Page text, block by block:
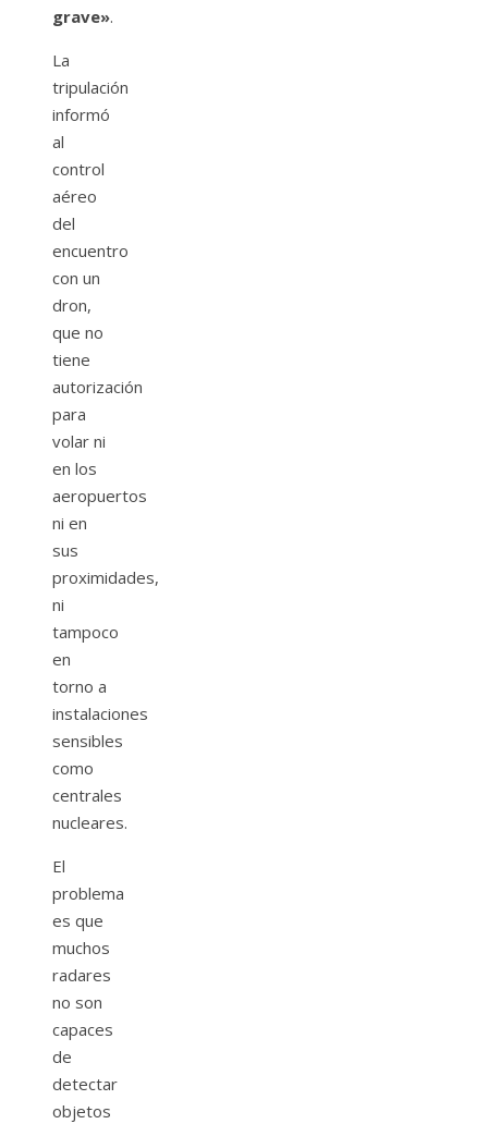
grave».
La
tripulación
informó
al
control
aéreo
del
encuentro
con un
dron,
que no
tiene
autorización
para
volar ni
en los
aeropuertos
ni en
sus
proximidades,
ni
tampoco
en
torno a
instalaciones
sensibles
como
centrales
nucleares.
El
problema
es que
muchos
radares
no son
capaces
de
detectar
objetos